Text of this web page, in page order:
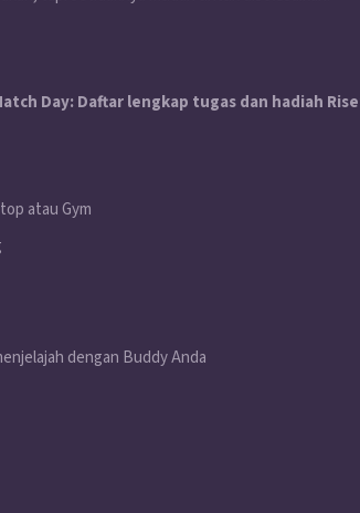
Day: Daftar lengkap tugas dan hadiah
atau Gym
dengan Buddy Anda